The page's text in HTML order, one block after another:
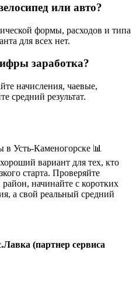
или авто?
формы, расходов и типа
для всех нет.
заработка?
начисления, чаевые,
средний результат.
в Усть-Каменогорске 📊
вариант для тех, кто
старта. Проверяйте
начинайте с коротких
а свой реальный средний
(партнер сервиса